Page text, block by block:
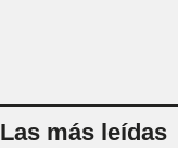
Las más leídas